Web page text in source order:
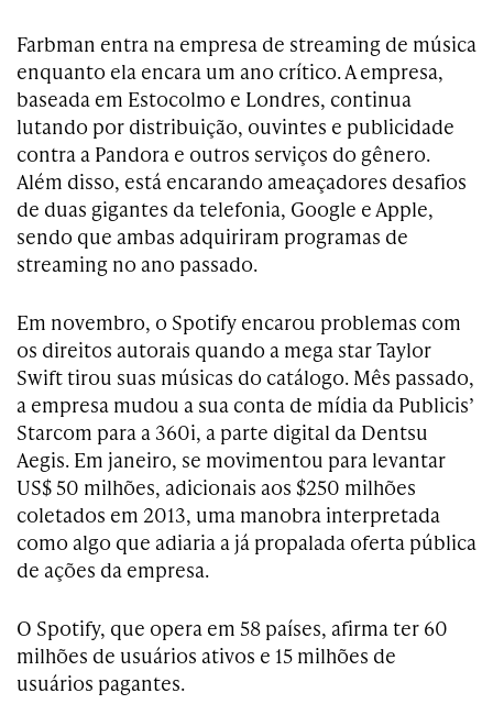
Farbman entra na empresa de streaming de música
enquanto ela encara um ano crítico. A empresa,
baseada em Estocolmo e Londres, continua
lutando por distribuição, ouvintes e publicidade
contra a Pandora e outros serviços do gênero.
Além disso, está encarando ameaçadores desafios
de duas gigantes da telefonia, Google e Apple,
sendo que ambas adquiriram programas de
streaming no ano passado.
Em novembro, o Spotify encarou problemas com
os direitos autorais quando a mega star Taylor
Swift tirou suas músicas do catálogo. Mês passado,
a empresa mudou a sua conta de mídia da Publicis’
Starcom para a 360i, a parte digital da Dentsu
Aegis. Em janeiro, se movimentou para levantar
US$ 50 milhões, adicionais aos $250 milhões
coletados em 2013, uma manobra interpretada
como algo que adiaria a já propalada oferta pública
de ações da empresa.
O Spotify, que opera em 58 países, afirma ter 60
milhões de usuários ativos e 15 milhões de
usuários pagantes.